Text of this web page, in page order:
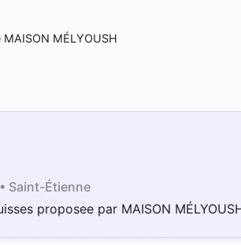
MÉLYOUSH
• Saint-Étienne
proposee par MAISON